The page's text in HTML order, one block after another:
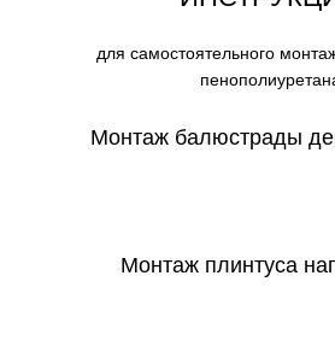
для самостоятельного
Монтаж балюстрады
Монтаж плинтуса